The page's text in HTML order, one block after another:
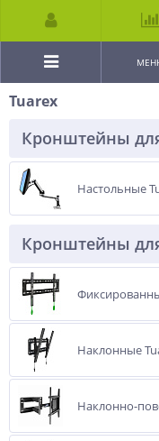
Tuarex
Кронштейны
Настольные
Кронштейны
Наклонные
Наклонно-